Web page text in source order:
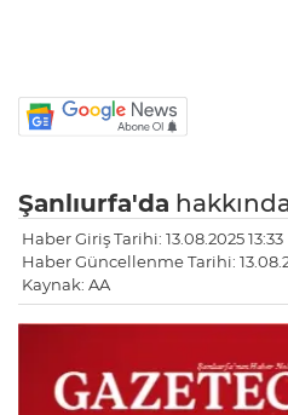
Şanlıurfa'da
Haber Giriş Tarihi: 13.08.2025 13:33
Haber Güncellenme Tarihi:
Kaynak: AA